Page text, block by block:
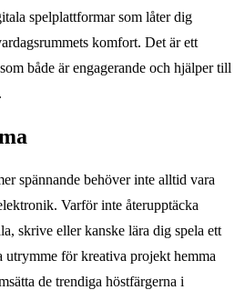
spelplattformar som låter dig
komfort. Det är ett
både är engagerande och hjälper till
spännande behöver inte alltid vara
Varför inte återupptäcka
skrive eller kanske lära dig spela ett
utrymme för kreativa projekt hemma
de trendiga höstfärgerna i